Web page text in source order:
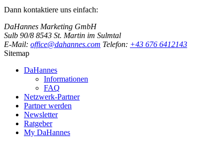
Dann kontaktiere uns einfach:
DaHannes Marketing GmbH
Sulb 90/8 8543 St. Martin im Sulmtal
E-Mail: office@dahannes.com Telefon: +43 676 6412143
Sitemap
DaHannes
Informationen
FAQ
Netzwerk-Partner
Partner werden
Newsletter
Ratgeber
My DaHannes